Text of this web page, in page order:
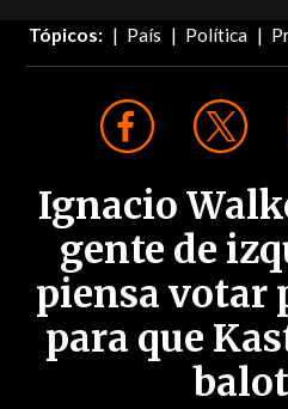
Tópicos: País Política
Ignacio
gente de
piensa votar
para que